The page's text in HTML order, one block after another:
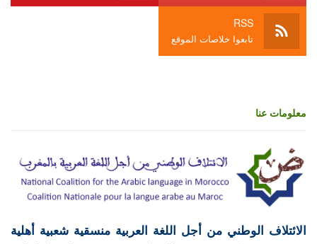
RSS
تابعوا خلاصات الموقع
معلومات عنا
الائتلاف الوطني من أجل اللغة العربية منسقية شعبية أهلية